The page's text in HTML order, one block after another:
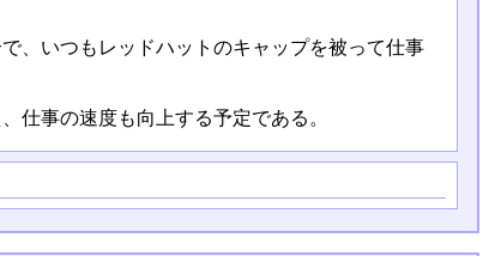
、いつもレッドハットのキャップを被って仕事
仕事の速度も向上する予定である。